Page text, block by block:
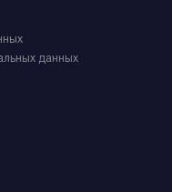
данных